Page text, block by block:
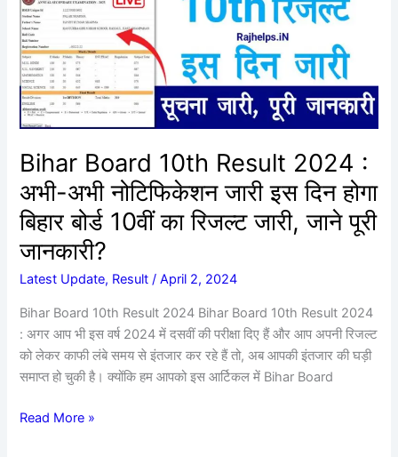
Bihar Board 10th Result 2024 :
अभी-अभी नोटिफिकेशन जारी इस दिन होगा
बिहार बोर्ड 10वीं का रिजल्ट जारी, जाने पूरी
जानकारी?
Latest Update, Result /April 2, 2024
Bihar Board 10th Result 2024 Bihar Board 10th Result 2024
: अगर आप भी इस वर्ष 2024 में दसवीं की परीक्षा दिए हैं और आप अपनी रिजल्ट
को लेकर काफी लंबे समय से इंतजार कर रहे हैं तो, अब आपकी इंतजार की घड़ी
समाप्त हो चुकी है। क्योंकि हम आपको इस आर्टिकल में Bihar Board
2024
:
अभी-
अभी
नोटिफिकेशन
जारी
इस
दिन
होगा
बिहार
बोर्ड
10वीं
का
जारी,
जाने
पूरी
जानकारी?
Read More »